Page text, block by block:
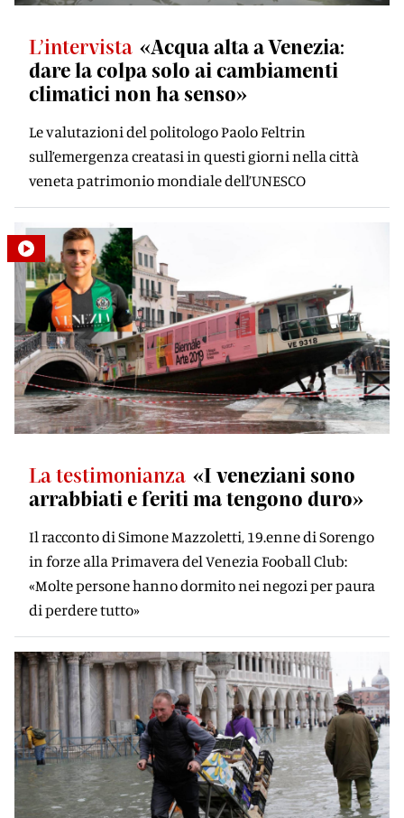
L’intervista «Acqua alta a Venezia:
dare la colpa solo ai cambiamenti
climatici non ha senso»
Le valutazioni del politologo Paolo Feltrin
sull’emergenza creatasi in questi giorni nella città
veneta patrimonio mondiale dell’UNESCO
La testimonianza «I veneziani sono
arrabbiati e feriti ma tengono duro»
Il racconto di Simone Mazzoletti, 19.enne di Sorengo
in forze alla Primavera del Venezia Fooball Club:
«Molte persone hanno dormito nei negozi per paura
di perdere tutto»